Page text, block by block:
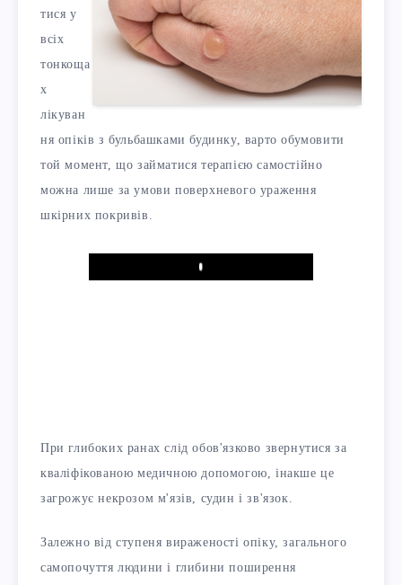
тися у
всіх
тонкоща
х
лікуван
ня опіків з бульбашками будинку, варто обумовити
той момент, що займатися терапією самостійно
можна лише за умови поверхневого ураження
шкірних покривів.
Play
При глибоких ранах слід обов'язково звернутися за
кваліфікованою медичною допомогою, інакше це
загрожує некрозом м'язів, судин і зв'язок.
Залежно від ступеня вираженості опіку, загального
самопочуття людини і глибини поширення